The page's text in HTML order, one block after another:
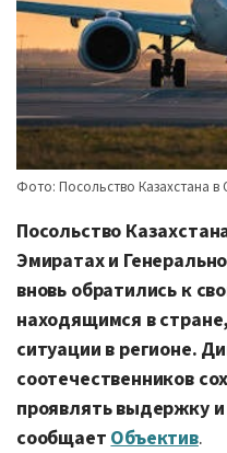
Фото: Посольство Казахстана в
Посольство
Эмиратах и
вновь обратились к
находящимся в
ситуации в регионе.
соотечественников
проявлять выдержку
сообщает Объектив.